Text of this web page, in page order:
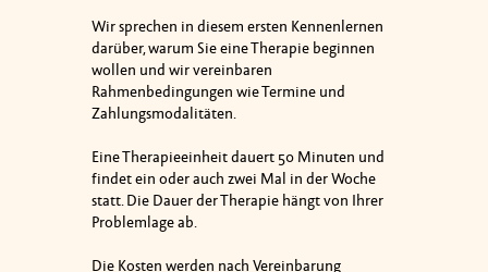
Wir sprechen in diesem ersten Kennenlernen
darüber, warum Sie eine Therapie beginnen
wollen und wir vereinbaren
Rahmenbedingungen wie Termine und
Zahlungsmodalitäten.
Eine Therapieeinheit dauert 50 Minuten und
findet ein oder auch zwei Mal in der Woche
statt. Die Dauer der Therapie hängt von Ihrer
Problemlage ab.
Die Kosten werden nach Vereinbarung